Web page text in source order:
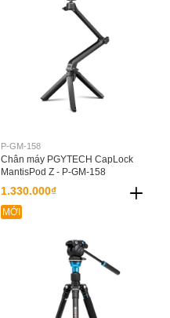
P-GM-158
Chân máy PGYTECH CapLock
MantisPod Z - P-GM-158
1.330.000₫
MỚI